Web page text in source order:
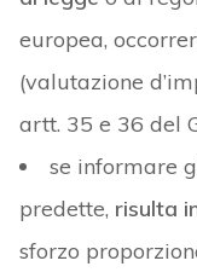
europea,
(valutazione
artt. 35 e 36 del
se informare
predette, risulta
sforzo